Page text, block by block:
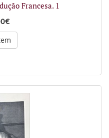
Francesa. 1